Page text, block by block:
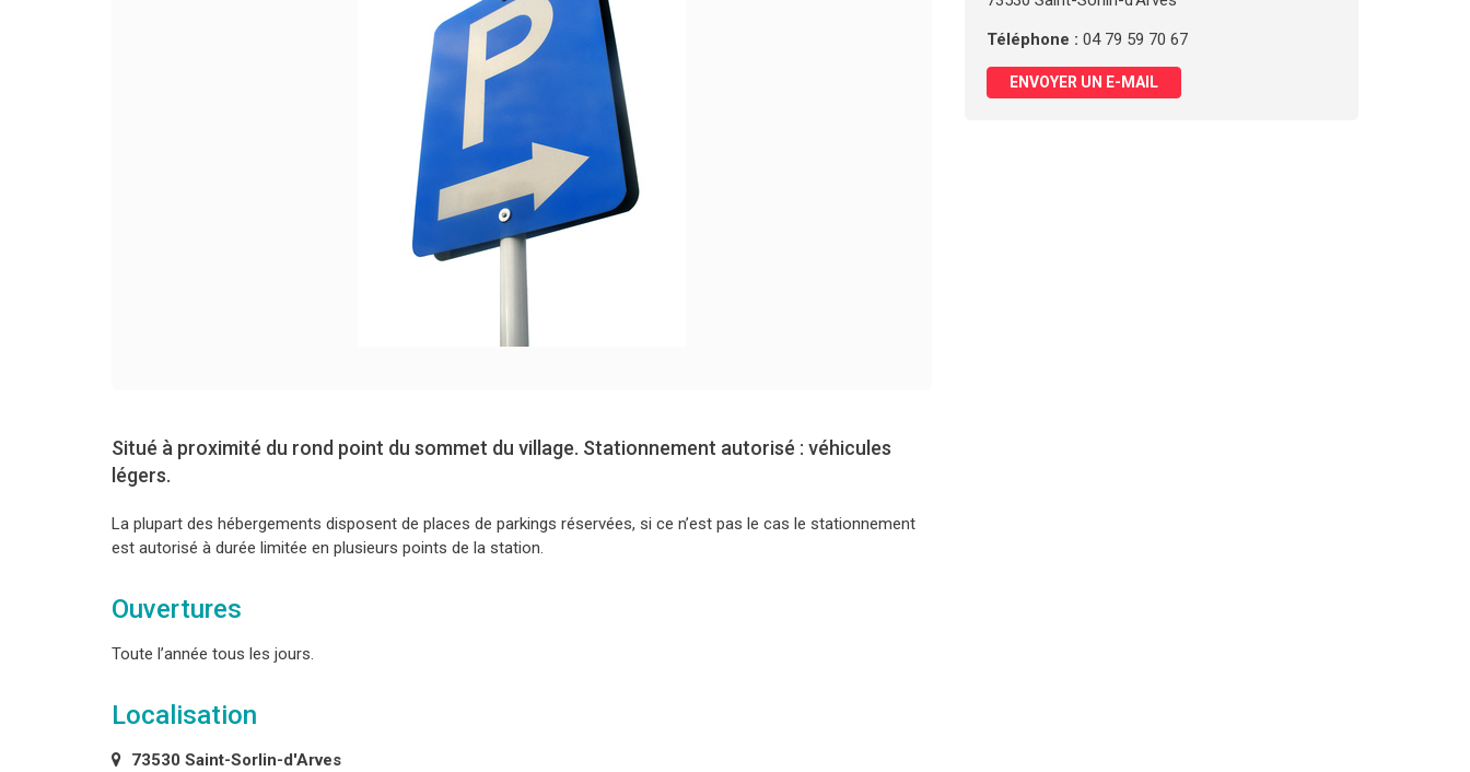
Situé à proximité du rond point du sommet du village. Stationnement autorisé : véhicules
légers.
La plupart des hébergements disposent de places de parkings réservées, si ce n’est pas le cas le stationnement
est autorisé à durée limitée en plusieurs points de la station.
Ouvertures
Toute l’année tous les jours.
Localisation
73530 Saint-Sorlin-d'Arves
Téléphone : 04 79 59 70 67
ENVOYER UN E-MAIL